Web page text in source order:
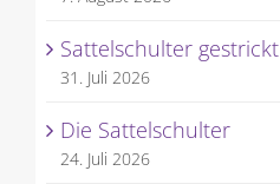
Sattelschulter gestrickt
31. Juli 2026
Die Sattelschulter
24. Juli 2026